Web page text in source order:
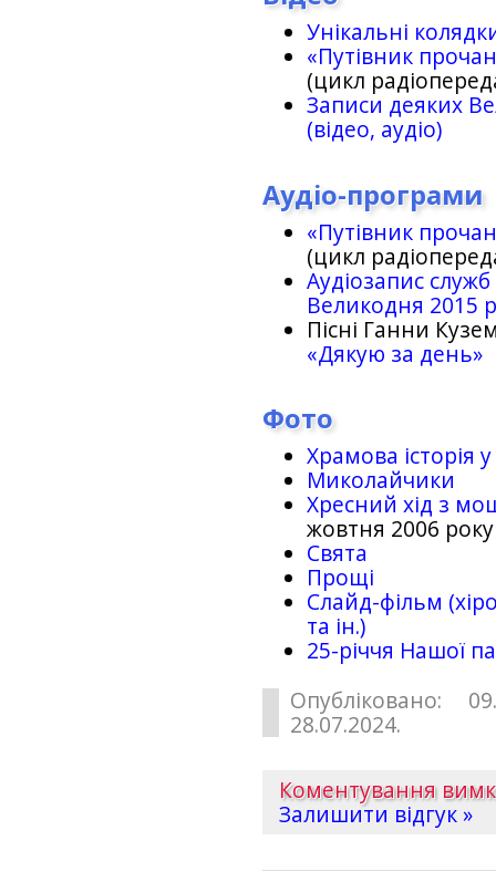
Унікальні
«Путівник
(цикл
Записи деяких
(відео, аудіо)
Аудіо-програми
«Путівник
(цикл
Аудіозапис
Великодня 2015
Пісні Ганни
«Дякую за день»
Фото
Храмова історія
Миколайчики
Хресний хід з
жовтня 2006 року
Свята
Прощі
Слайд-фільм
та ін.)
25-рiччя Нашої
Опубліковано:
28.07.2024.
Коментування
Залишити відгук »